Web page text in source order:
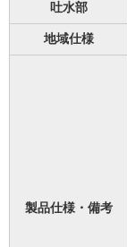
吐水部
地域仕様
製品仕様・備考